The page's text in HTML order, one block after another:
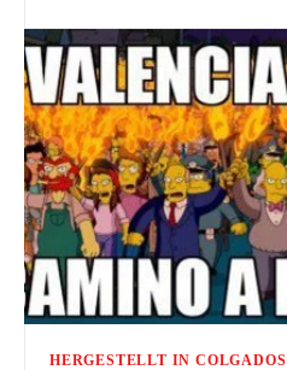
HERGESTELLT IN COLGADOS